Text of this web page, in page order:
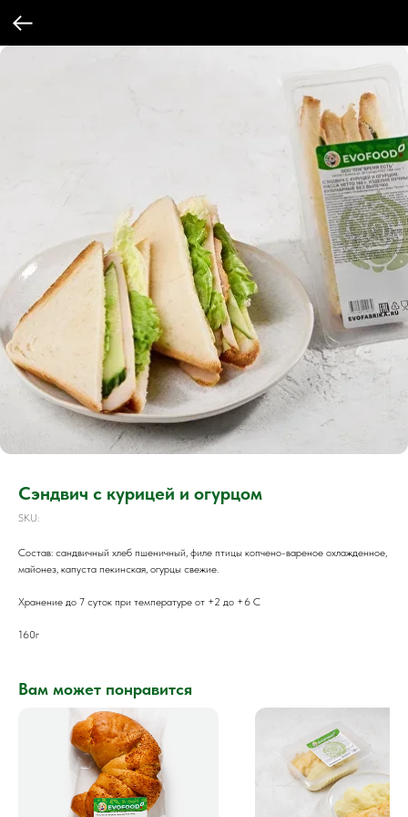
Сэндвич с курицей и огурцом
SKU:
Состав: сандвичный хлеб пшеничный, филе птицы копчено-вареное охлажденное,
майонез, капуста пекинская, огурцы свежие.
Хранение до 7 суток при температуре от +2 до +6 С
160г
Вам может понравится